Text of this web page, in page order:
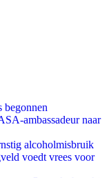
begonnen
ambassadeur naar
alcoholmisbruik
voedt vrees voor